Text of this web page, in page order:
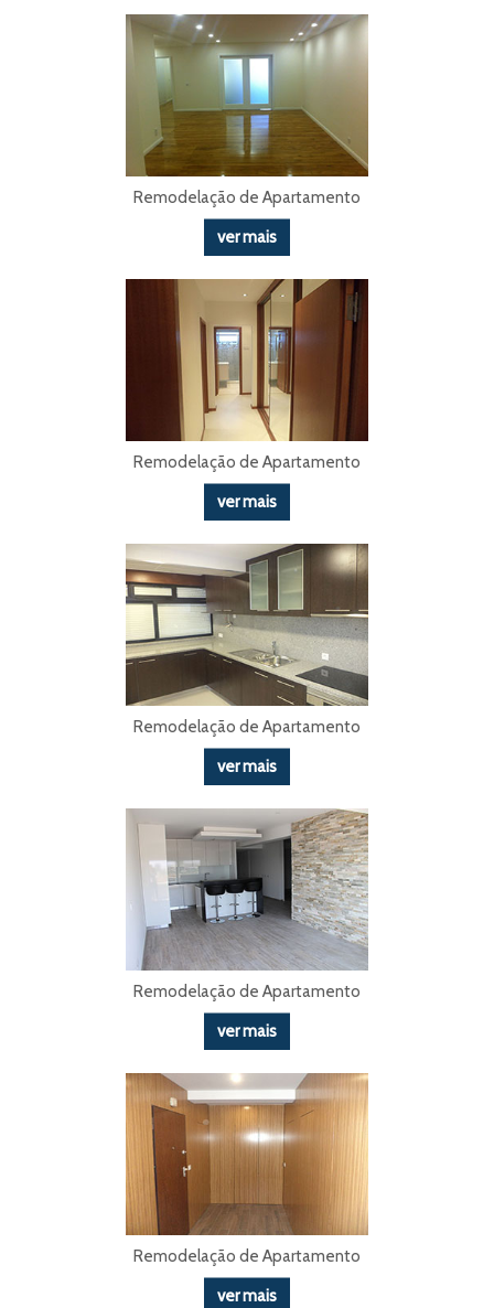
Remodelação de Apartamento
ver mais
Remodelação de Apartamento
ver mais
Remodelação de Apartamento
ver mais
Remodelação de Apartamento
ver mais
Remodelação de Apartamento
ver mais